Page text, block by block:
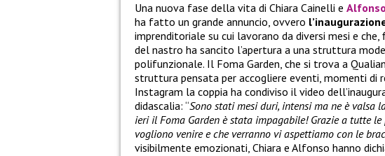
Una nuova fase della vita di Chiara Cainelli e Alfonso
ha fatto un grande annuncio, ovvero
imprenditoriale su cui lavorano da diversi mesi e
del nastro ha sancito l’apertura a una struttura
polifunzionale. Il Foma Garden, che si trova a
struttura pensata per accogliere eventi, momenti di
Instagram la coppia ha condiviso il video
didascalia: “Sono stati mesi duri, intensi ma ne è valsa
ieri il Foma Garden è stata impagabile! Grazie a tutte le
vogliono venire e che verranno vi aspettiamo con le
visibilmente emozionati, Chiara e Alfonso hanno